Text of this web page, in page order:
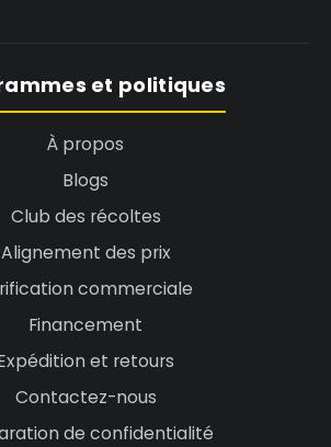
et politiques
À propos
Blogs
Club des récoltes
Alignement des prix
commerciale
Financement
et retours
Contactez-nous
de confidentialité